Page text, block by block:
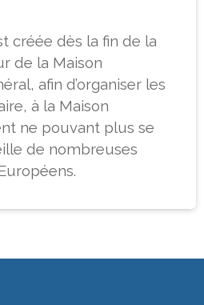
créée dès la fin de la
de la Maison
afin d’organiser les
à la Maison
ne pouvant plus se
de nombreuses